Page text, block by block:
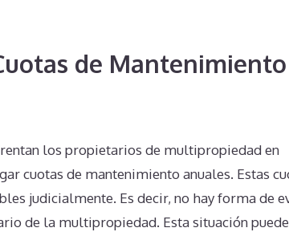
de
los propietarios de multipropiedad en
cuotas de mantenimiento anuales. Estas
judicialmente. Es decir, no hay forma de
de la multipropiedad. Esta situación puede